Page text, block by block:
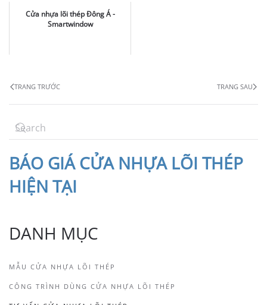
Cửa nhựa lõi thép Đông Á -
Smartwindow
TRANG TRƯỚC TRANG SAU
BÁO GIÁ CỬA NHỰA LÕI THÉP
HIỆN TẠI
DANH MỤC
MẪU CỬA NHỰA LÕI THÉP
CÔNG TRÌNH DÙNG CỬA NHỰA LÕI THÉP